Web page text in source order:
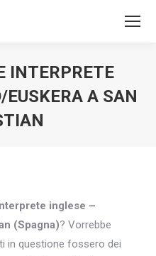
INTERPRETE
EUSKERA A SAN
inglese –
(Spagna)? Vorrebbe
in questione fossero dei